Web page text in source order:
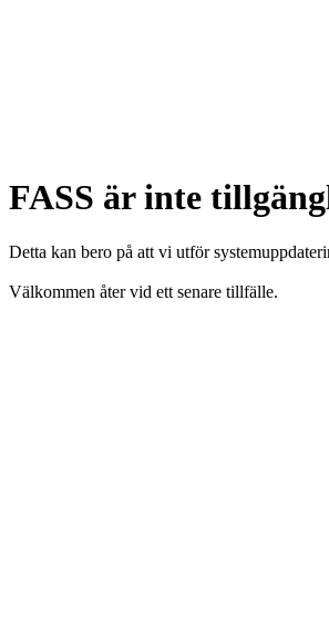
FASS är inte
Detta kan bero på att vi utför
Välkommen åter vid ett senare tillfälle.